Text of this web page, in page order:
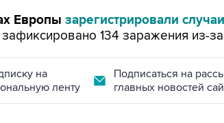
Европы зарегистрировали
134 заражения из-
на
ленту
Подписаться на
главных новостей